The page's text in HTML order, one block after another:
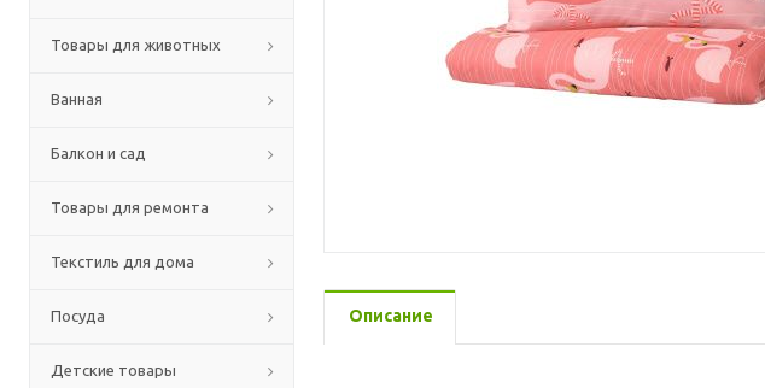
Товары для животных
Ванная
Балкон и сад
Товары для ремонта
Текстиль для дома
Посуда
Детские товары
Описание